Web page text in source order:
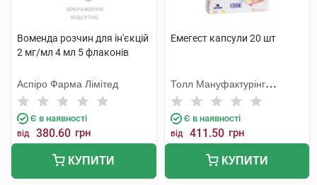
Воменда розчин для ін'єкцій
2 мг/мл 4 мл 5 флаконів
Аспіро Фарма Лімітед
Є в наявності
від 380.60 грн
КУПИТИ
Емегест капсули 20 шт
Толл Мануфактурінг
Сервісез
Є в наявності
від 411.50 грн
КУПИТИ